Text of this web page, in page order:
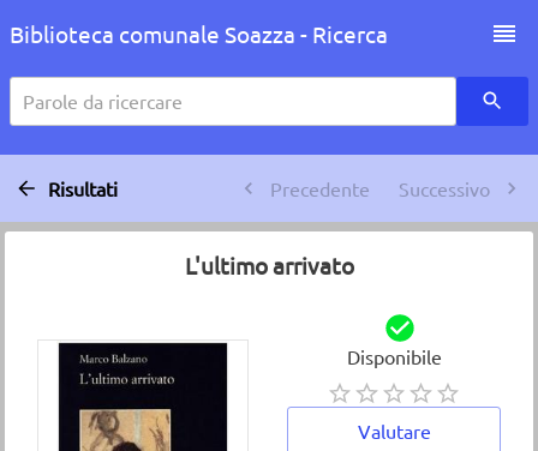
Biblioteca comunale Soazza - Ricerca
Parole da ricercare
Risultati Precedente Successivo
L'ultimo arrivato
Disponibile
Valutare